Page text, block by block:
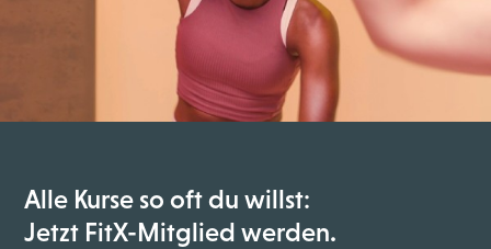
Alle Kurse so oft du willst:
Jetzt FitX-Mitglied werden.